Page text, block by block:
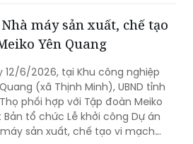
12/6/2026, tại Khu công nghiệp
(xã Thịnh Minh), UBND tỉnh
Thọ phối hợp với Tập đoàn Meiko
Bản tổ chức Lễ khởi công Dự án
máy sản xuất, chế tạo vi mạch
Meiko Yên Quang. Phó Thủ
Hồ Quốc Dũng dự và phát biểu
lễ.
'Việc tử tế'